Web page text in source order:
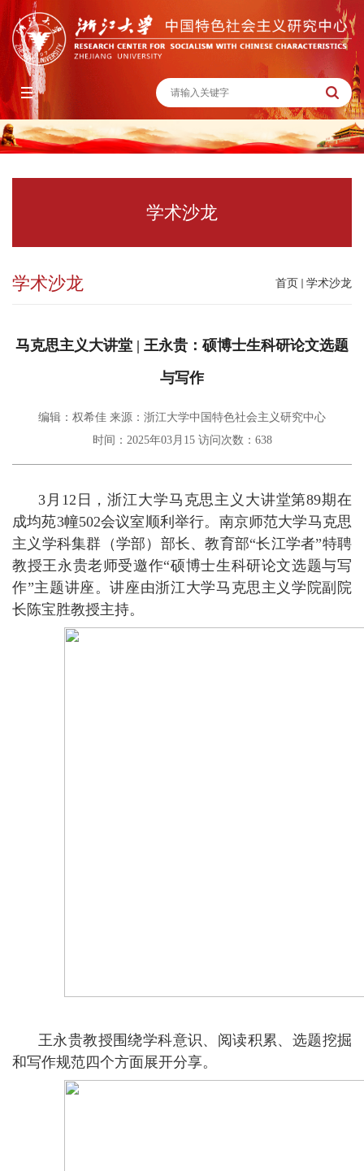
学术沙龙
首页 学术沙龙
学术沙龙
马克思主义大讲堂 | 王永贵：硕博士生科研论文选题
与写作
编辑：权希佳 来源：浙江大学中国特色社会主义研究中心
时间：2025年03月15访问次数： 638
3月12日，浙江大学马克思主义大讲堂第89期在
成均苑3幢502会议室顺利举行。南京师范大学马克思
主义学科集群（学部）部长、教育部“长江学者”特聘
教授王永贵老师受邀作“硕博士生科研论文选题与写
作”主题讲座。讲座由浙江大学马克思主义学院副院
长陈宝胜教授主持。
王永贵教授围绕学科意识、阅读积累、选题挖掘
和写作规范四个方面展开分享。